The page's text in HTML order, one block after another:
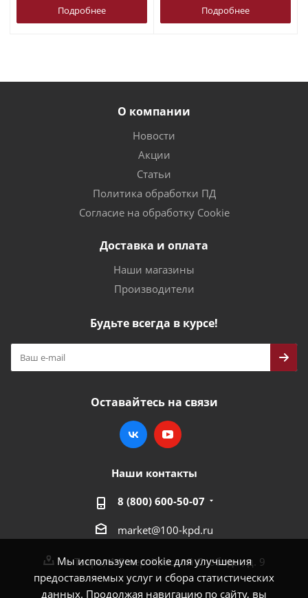
Мы используем cookie для улучшения
предоставляемых услуг и сбора статистических
данных. Продолжая навигацию по сайту, вы
Подробнее Подробнее
О компании
Новости
Акции
Статьи
Политика обработки ПД
Согласие на обработку Cookie
Доставка и оплата
Наши магазины
Производители
Будьте всегда в курсе!
Оставайтесь на связи
Наши контакты
8 (800) 600-50-07
market@100-kpd.ru
г. Тверь, 4-й пер. Красной Слободы, д. 9